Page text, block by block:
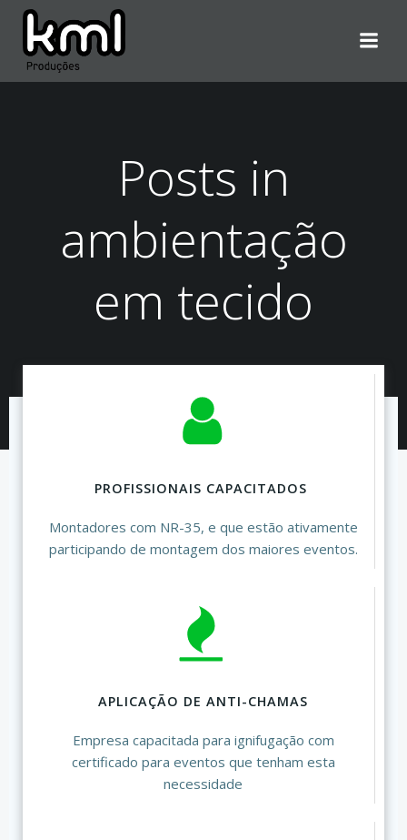
Posts in
ambientação
em tecido
PROFISSIONAIS CAPACITADOS
Montadores com NR-35, e que estão ativamente
participando de montagem dos maiores eventos.
APLICAÇÃO DE ANTI-CHAMAS
Empresa capacitada para ignifugação com
certificado para eventos que tenham esta
necessidade